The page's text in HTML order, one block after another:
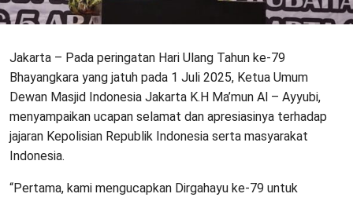
Jakarta – Pada peringatan Hari Ulang Tahun ke-79
Bhayangkara yang jatuh pada 1 Juli 2025, Ketua Umum
Dewan Masjid Indonesia Jakarta K.H Ma’mun Al – Ayyubi,
menyampaikan ucapan selamat dan apresiasinya terhadap
jajaran Kepolisian Republik Indonesia serta masyarakat
Indonesia.
“Pertama, kami mengucapkan Dirgahayu ke-79 untuk